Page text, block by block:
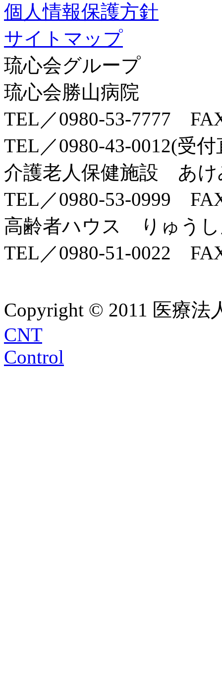
個人情報保護方針
サイトマップ
琉心会グループ
琉心会勝山病院
TEL／0980-53-7777
TEL／0980-43-0012(受
介護老人保健施設 あけ
TEL／0980-53-0999
高齢者ハウス りゅう
TEL／0980-51-0022
Copyright © 2011 医療
CNT
Control